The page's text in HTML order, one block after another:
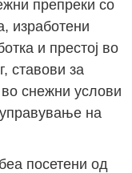
препреки со
изработени
и престој во
ставови за
снежни услови
на
посетени од